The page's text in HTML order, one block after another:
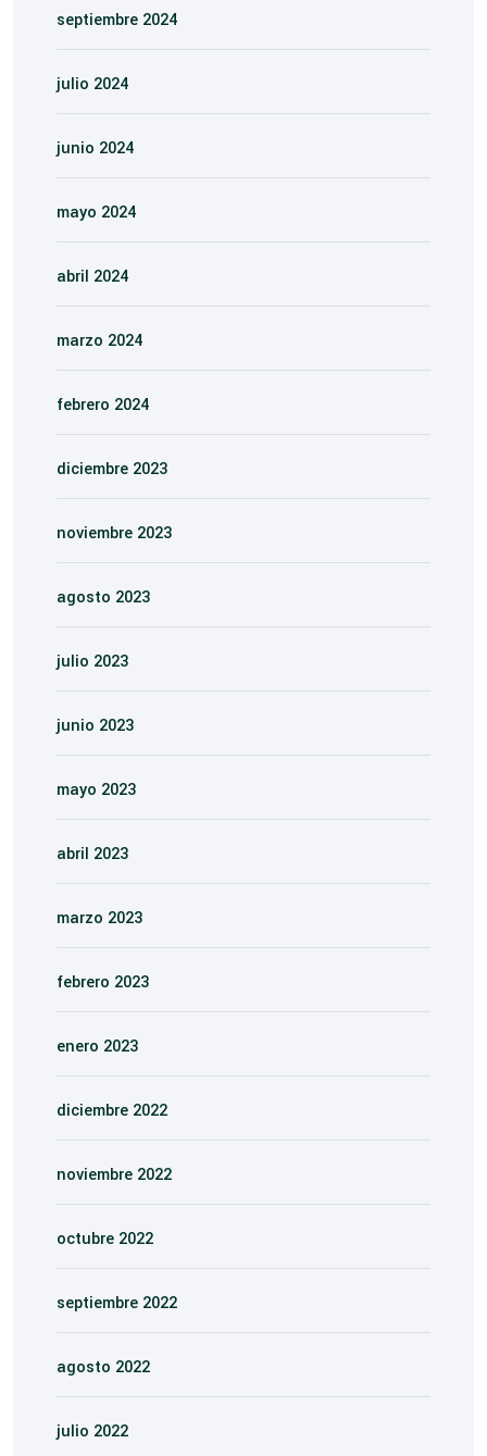
septiembre 2024
julio 2024
junio 2024
mayo 2024
abril 2024
marzo 2024
febrero 2024
diciembre 2023
noviembre 2023
agosto 2023
julio 2023
junio 2023
mayo 2023
abril 2023
marzo 2023
febrero 2023
enero 2023
diciembre 2022
noviembre 2022
octubre 2022
septiembre 2022
agosto 2022
julio 2022